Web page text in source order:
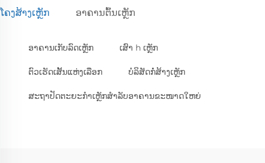
ໂຄງສ້າງເຫຼັກ ອາຄານຕົ້ນເຫຼັກ
ອາຄານເກັບລົດເຫຼັກ ເສົາ h ເຫຼັກ
ຕົວເຮັດເສັ້ນແຫ່ງເລືອກ ບໍລິສັດກໍ່ສ້າງເຫຼັກ
ສະຖາປັດຕະຍະກຳເຫຼັກສຳລັບອາຄານຂະໜາດໃຫຍ່